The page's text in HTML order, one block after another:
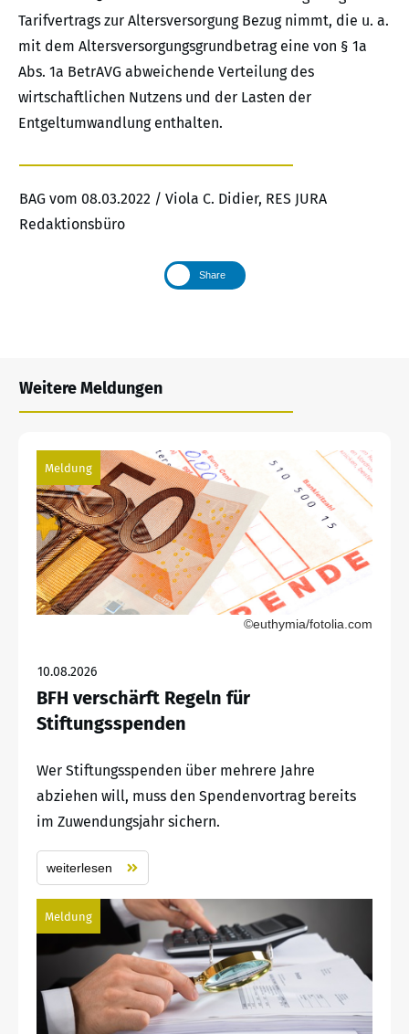
Tarifvertrags zur Altersversorgung Bezug nimmt, die u. a.
mit dem Altersversorgungsgrundbetrag eine von § 1a
Abs. 1a BetrAVG abweichende Verteilung des
wirtschaftlichen Nutzens und der Lasten der
Entgeltumwandlung enthalten.
BAG vom 08.03.2022 / Viola C. Didier, RES JURA
Redaktionsbüro
Share
Weitere Meldungen
Meldung
©euthymia/fotolia.com
10.08.2026
BFH verschärft Regeln für
Stiftungsspenden
Wer Stiftungsspenden über mehrere Jahre
abziehen will, muss den Spendenvortrag bereits
im Zuwendungsjahr sichern.
weiterlesen
Meldung